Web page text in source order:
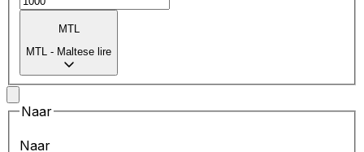
MTL
MTL - Maltese lire
Naar
Naar